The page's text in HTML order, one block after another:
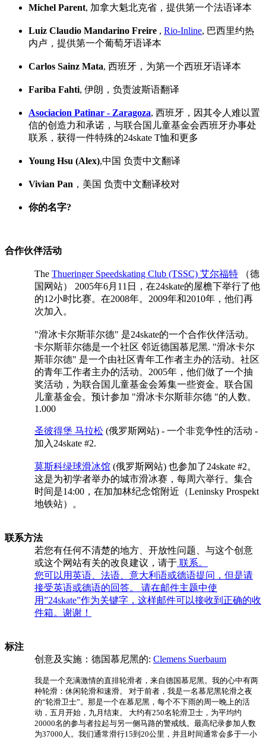
Michel Parent, 加拿大魁北克省，提供第一个法语译本
Luiz Claudio Mandarino Freire , Rio-Inline, 巴西里约热
内卢，提供第一个葡萄牙语译本
Carlos Sainz Mata, 西班牙，为第一个西班牙语译本
Fariba Fahti, 伊朗，负责波斯语翻译
Asociacion Patinar - Zaragoza, 西班牙，因其令人难以置
信的创造力和承诺，与联合国儿童基金会西班牙办事处
联系，获得一件特殊的24skate T恤和更多
Young Hsu (Alex),中国 负责中文翻译
Vivian Pan ，美国 负责中文翻译校对
你的名字?
合作伙伴活动
The Thueringer Speedskating Club (TSSC) 艾尔福特 （德
国网站） 2005年6月11日，在24skate的屋檐下举行了他
的12小时比赛。在2008年。2009年和2010年，他们再
次加入。
"滑冰卡尔斯菲尔德" 是24skate的一个合作伙伴活动。
卡尔斯菲尔德是一个社区 邻近德国慕尼黑. "滑冰卡尔
斯菲尔德" 是一个由社区青年工作者主办的活动。社区
的青年工作者主办的活动。2005年，他们做了一个抽
奖活动，为联合国儿童基金会筹集一些资金。联合国
儿童基金会。预计参加 "滑冰卡尔斯菲尔德 "的人数。
1.000
圣彼得堡 马拉松 (俄罗斯网站) - 一个非竞争性的活动 -
加入24skate #2.
莫斯科绿球滑冰馆 (俄罗斯网站) 也参加了24skate #2。
这是为初学者举办的城市滑冰赛，每周六举行。集合
时间是14:00，在加加林纪念馆附近（Leninsky Prospekt
地铁站）。
联系方法
若您有任何不清楚的地方、开放性问题、与这个创意
或这个网站有关的改良建议，请于 联系。
您可以用英语、法语、意大利语或德语提问，但是请
接受英语或德语的回答。 请在邮件主题中使
用”24skate”作为关键字，这样邮件可以接收到正确的收
件箱。谢谢！
标注
创意及实施：德国慕尼黑的: Clemens Suerbaum
我是一个充满激情的直排轮滑者，来自德国慕尼黑。我的心中有两
种轮滑：休闲轮滑和速滑。 对于前者，我是一名慕尼黑轮滑之夜
的“轮滑卫士”。那是一个在慕尼黑，每个不下雨的周一晚上的活
动，五月开始，九月结束。 大约有250名轮滑卫士，为平均约
20000名的参与者拉起与另一侧马路的警戒线。最高纪录参加人数
为37000人。我们通常滑行15到20公里，并且时间通常会多于一小